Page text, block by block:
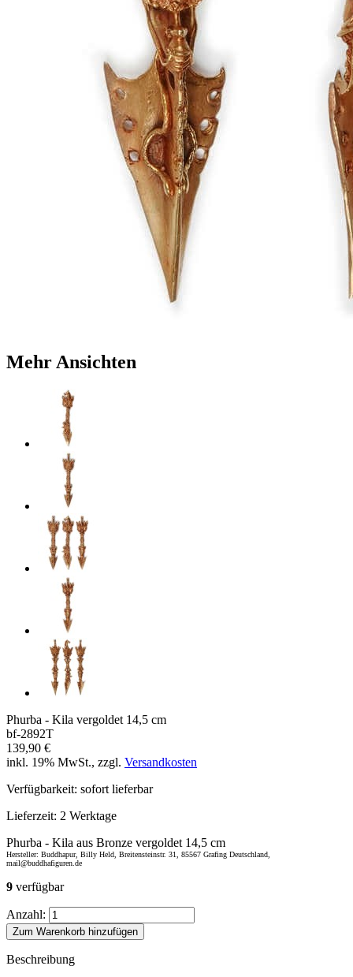
Mehr Ansichten
Phurba - Kila vergoldet 14,5 cm
bf-2892T
139,90 €
inkl. 19% MwSt., zzgl. Versandkosten
Verfügbarkeit: sofort lieferbar
Lieferzeit: 2 Werktage
Phurba - Kila aus Bronze vergoldet 14,5 cm
Hersteller: Buddhapur, Billy Held, Breitensteinstr. 31, 85567 Grafing Deutschland,
mail@buddhafiguren.de
9 verfügbar
Anzahl:
Zum Warenkorb hinzufügen
Beschreibung